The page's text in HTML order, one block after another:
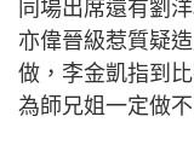
同場出席還有劉
亦偉晉級惹質疑
做，李金凱指到
為師兄姐一定做